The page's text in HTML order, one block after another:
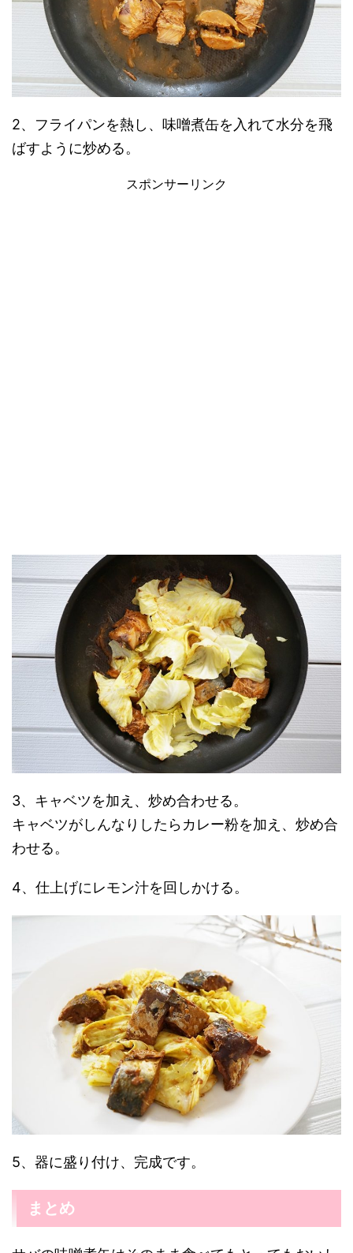
2、フライパンを熱し、味噌煮缶を入れて水分を飛
ばすように炒める。
スポンサーリンク
3、キャベツを加え、炒め合わせる。
キャベツがしんなりしたらカレー粉を加え、炒め合
わせる。
4、仕上げにレモン汁を回しかける。
5、器に盛り付け、完成です。
まとめ